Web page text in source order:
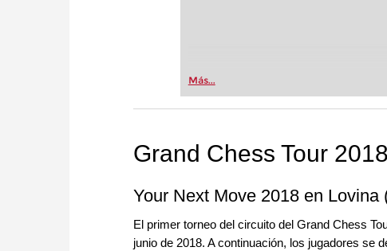
Más...
Grand Chess Tour 2018
Your Next Move 2018 en Lovina
El primer torneo del circuito del Grand Chess
junio de 2018. A continuación, los jugadores se